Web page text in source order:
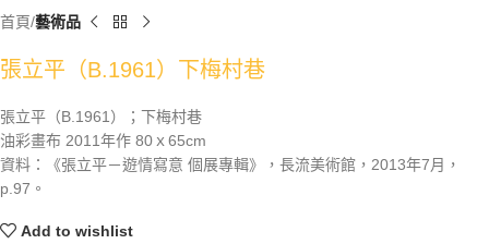
首頁 藝術品
張立平（B.1961）下梅村巷
張立平（B.1961）；下梅村巷
油彩畫布 2011年作 80ｘ65cm
資料：《張立平－遊情寫意 個展專輯》，長流美術館，2013年7月，
p.97。
Add to wishlist